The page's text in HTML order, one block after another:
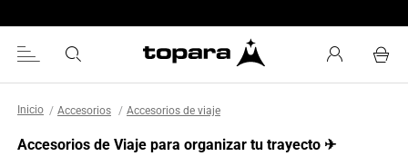
Accesorios Accesorios de viaje
Accesorios de Viaje para organizar tu trayecto ✈︎